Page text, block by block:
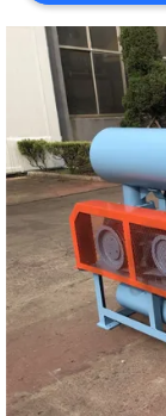
工
行
品
質
管
理